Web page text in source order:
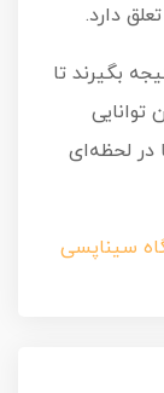
دارد.
بگیرند تا
توانایی
در لحظه‌ای
سیناپسی